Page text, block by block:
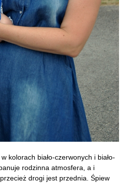
kolorach biało-czerwonych i biało-
rodzinna atmosfera, a i
drogi jest przednia. Śpiew